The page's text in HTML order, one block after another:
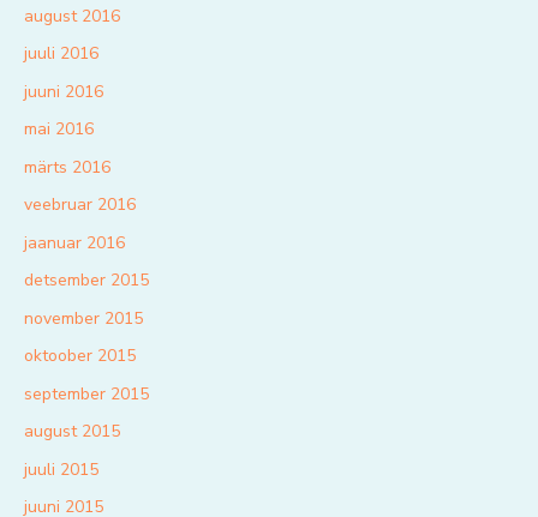
august 2016
juuli 2016
juuni 2016
mai 2016
märts 2016
veebruar 2016
jaanuar 2016
detsember 2015
november 2015
oktoober 2015
september 2015
august 2015
juuli 2015
juuni 2015